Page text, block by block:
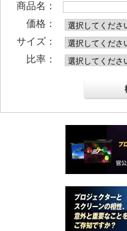
商品名：
価格：
サイズ：
比率：